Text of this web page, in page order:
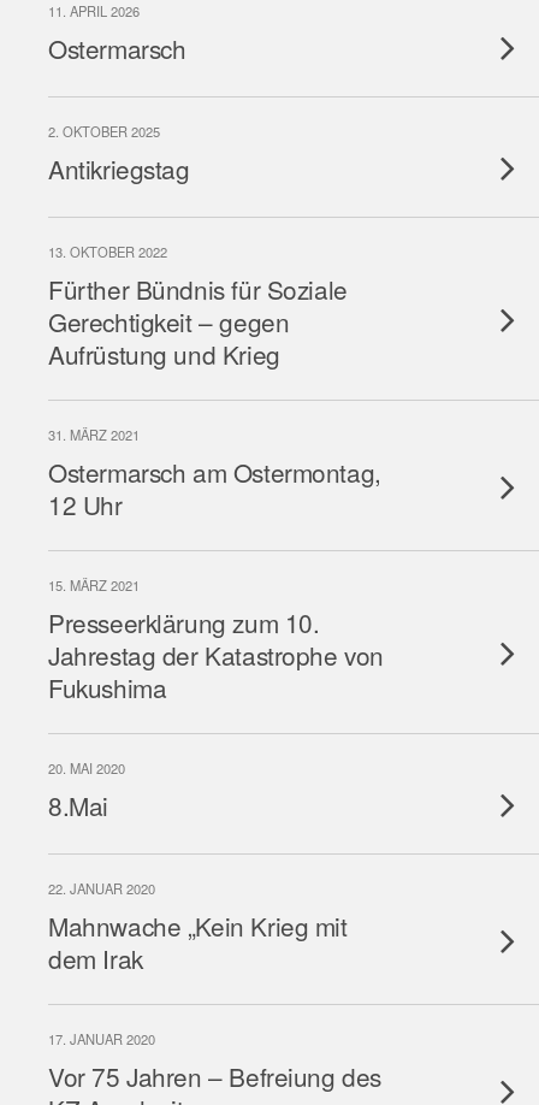
11. APRIL 2026
Ostermarsch
2. OKTOBER 2025
Antikriegstag
13. OKTOBER 2022
Fürther Bündnis für Soziale
Gerechtigkeit – gegen
Aufrüstung und Krieg
31. MÄRZ 2021
Ostermarsch am Ostermontag,
12 Uhr
15. MÄRZ 2021
Presseerklärung zum 10.
Jahrestag der Katastrophe von
Fukushima
20. MAI 2020
8.Mai
22. JANUAR 2020
Mahnwache „Kein Krieg mit
dem Irak
17. JANUAR 2020
Vor 75 Jahren – Befreiung des